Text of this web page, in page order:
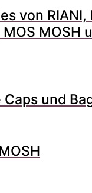
von RIANI,
MOSH
und